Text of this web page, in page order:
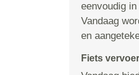
eenvoudig
Vandaag
en
Fiets